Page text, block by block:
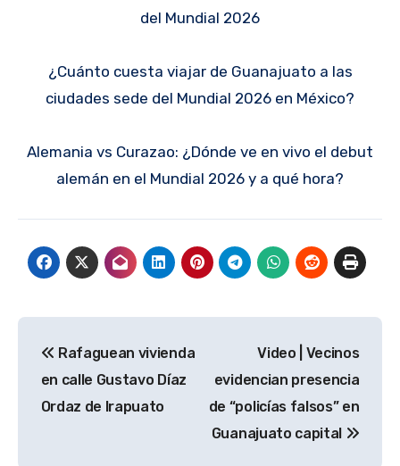
del Mundial 2026
¿Cuánto cuesta viajar de Guanajuato a las
ciudades sede del Mundial 2026 en México?
Alemania vs Curazao: ¿Dónde ve en vivo el debut
alemán en el Mundial 2026 y a qué hora?
de
entradas
Rafaguean vivienda
en calle Gustavo Díaz
Ordaz de Irapuato
Video | Vecinos
evidencian presencia
de “policías falsos” en
Guanajuato capital